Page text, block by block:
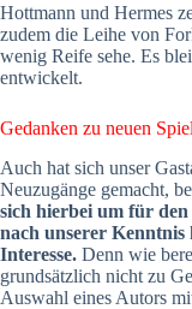
Hottmann und Hermes
zudem die Leihe von
wenig Reife sehe. Es
entwickelt.
Gedanken zu neuen
Auch hat sich unser
Neuzugänge gemacht,
sich hierbei um für den
nach unserer Kenntnis
Interesse. Denn wie
grundsätzlich nicht zu
Auswahl eines Autors